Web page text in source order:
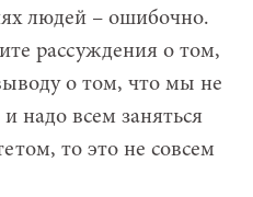
людей – ошибочно.
рассуждения о том,
о том, что мы не
надо всем заняться
то это не совсем